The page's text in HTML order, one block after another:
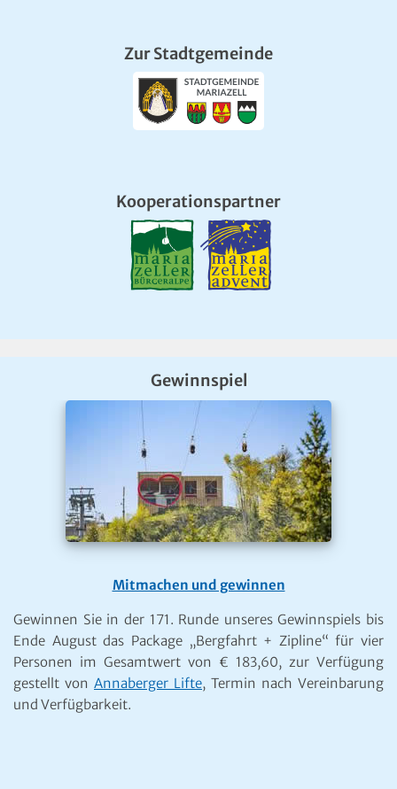
Zur Stadtgemeinde
Kooperationspartner
Gewinnspiel
Mitmachen und gewinnen
Gewinnen Sie in der 171. Runde unseres Gewinnspiels bis
Ende August das Package „Bergfahrt + Zipline“ für vier
Personen im Gesamtwert von € 183,60, zur Verfügung
gestellt von Annaberger Lifte, Termin nach Vereinbarung
und Verfügbarkeit.